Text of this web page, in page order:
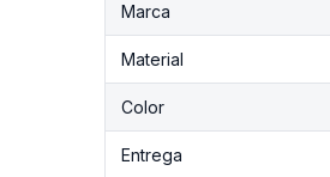
Marca
Material
Color
Entrega